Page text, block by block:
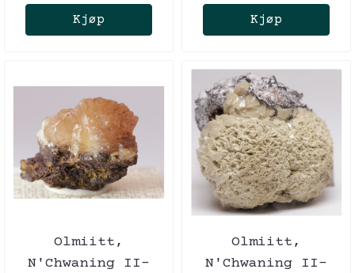
Kjøp Kjøp
Olmiitt,
N'Chwaning II-
Olmiitt,
N'Chwaning II-